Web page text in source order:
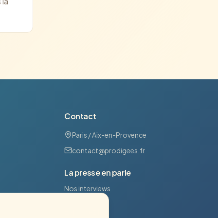
Contact
Paris / Aix-en-Provence
contact@prodigees.fr
La presse en parle
Nos interviews